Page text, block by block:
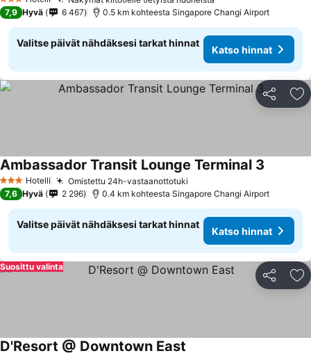
3 Tähtiluokitus
7,9 Hyvä 6 467 0.5 km kohteesta Singapore Changi Airport
Valitse päivät nähdäksesi tarkat hinnat
Katso hinnat
Jaa
3 Tähtiluokitus
Hotelli Omistettu 24h-vastaanottotuki
Ambassador Transit Lounge Terminal 3
7,6 Hyvä 2 296 0.4 km kohteesta Singapore Changi Airport
Valitse päivät nähdäksesi tarkat hinnat
Katso hinnat
Jaa
Suosittu valinta
D'Resort @ Downtown East